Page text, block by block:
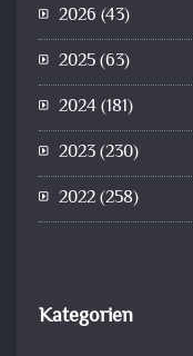
2026 (43)
2025(63)
2024(181)
2023(230)
2022(258)
Kategorien